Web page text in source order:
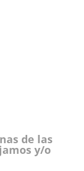
de las
y/o